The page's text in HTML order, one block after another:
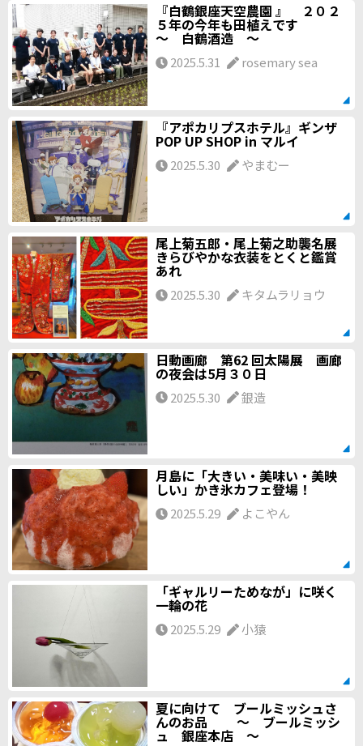
『白鶴銀座天空農園 』 ２０２
５年の今年も田植えです
～ 白鶴酒造 ～
2025.5.31 rosemary sea
『アポカリプスホテル』ギンザ
POP UP SHOP in マルイ
2025.5.30 やまむー
尾上菊五郎・尾上菊之助襲名展
きらびやかな衣装をとくと鑑賞
あれ
2025.5.30 キタムラリョウ
日動画廊 第62 回太陽展 画廊
の夜会は5月３０日
2025.5.30 銀造
月島に「大きい・美味い・美映
しい」かき氷カフェ登場！
2025.5.29 よこやん
「ギャルリーためなが」に咲く
一輪の花
2025.5.29 小猿
夏に向けて ブールミッシュさ
んのお品 ～ ブールミッシ
ュ 銀座本店 ～